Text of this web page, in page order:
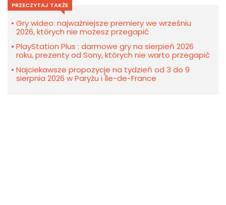
PRZECZYTAJ TAKŻE
Gry wideo: najważniejsze premiery we wrześniu
2026, których nie możesz przegapić
PlayStation Plus : darmowe gry na sierpień 2026
roku, prezenty od Sony, których nie warto przegapić
Najciekawsze propozycje na tydzień od 3 do 9
sierpnia 2026 w Paryżu i Île-de-France